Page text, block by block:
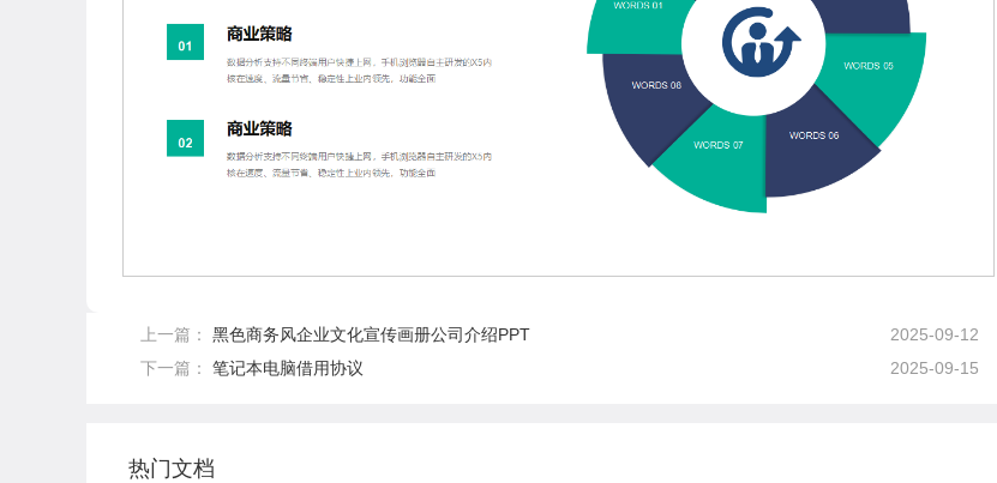
上一篇： 黑色商务风企业文化宣传画册公司介绍PPT
2025-09-12
下一篇： 笔记本电脑借用协议 2025-09-15
热门文档